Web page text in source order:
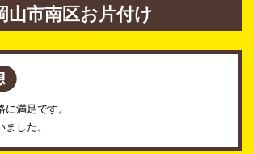
山市南区お片付け
満足です。
した。